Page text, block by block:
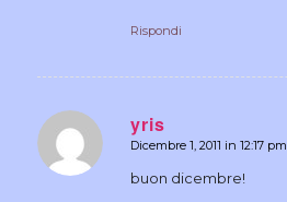
Rispondi
yris
dice:
Dicembre 1, 2011 in 12:17 pm
buon dicembre!